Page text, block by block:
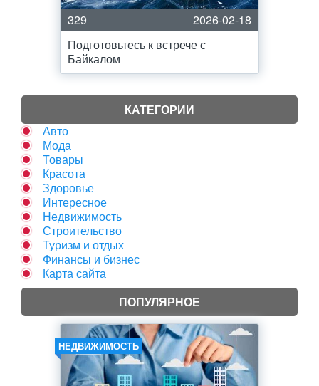
329
2026-02-18
Подготовьтесь к встрече с
Байкалом
КАТЕГОРИИ
Авто
Мода
Товары
Красота
Здоровье
Интересное
Недвижимость
Строительство
Туризм и отдых
Финансы и бизнес
Карта сайта
ПОПУЛЯРНОЕ
НЕДВИЖИМОСТЬ